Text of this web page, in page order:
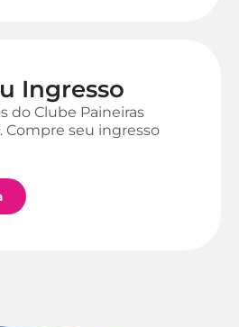
Ingresso
do Clube Paineiras
Compre seu ingresso